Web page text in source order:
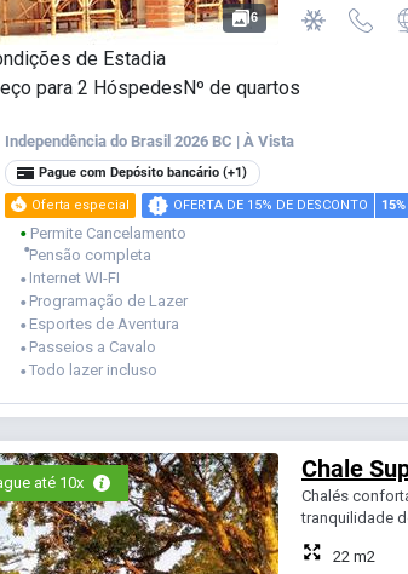
6
de Estadia
para 2 HóspedesNº de quartos
Independência do Brasil 2026 BC | À Vista
Pague com Depósito bancário (+1)
Oferta especial OFERTA DE 15% DE DESCONTO 15%
⬤ Permite Cancelamento
⬤ Pensão completa
⬤ Internet WI-FI
⬤ Programação de Lazer
⬤ Esportes de Aventura
⬤ Passeios a Cavalo
⬤ Todo lazer incluso
até 10x Chale
Chalés
tranquilidade
22 m2